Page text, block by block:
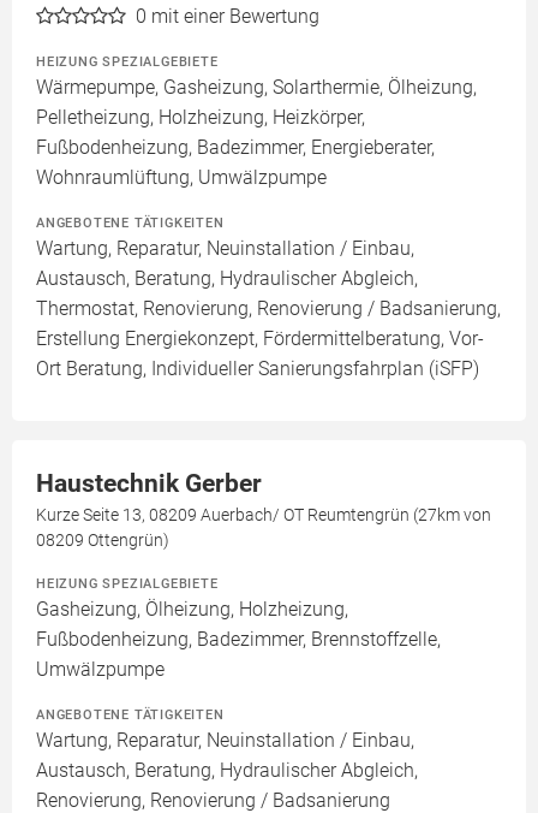
0 mit einer Bewertung
HEIZUNG SPEZIALGEBIETE
Wärmepumpe, Gasheizung, Solarthermie, Ölheizung,
Pelletheizung, Holzheizung, Heizkörper,
Fußbodenheizung, Badezimmer, Energieberater,
Wohnraumlüftung, Umwälzpumpe
ANGEBOTENE TÄTIGKEITEN
Wartung, Reparatur, Neuinstallation / Einbau,
Austausch, Beratung, Hydraulischer Abgleich,
Thermostat, Renovierung, Renovierung / Badsanierung,
Erstellung Energiekonzept, Fördermittelberatung, Vor-
Ort Beratung, Individueller Sanierungsfahrplan (iSFP)
Haustechnik Gerber
Kurze Seite 13, 08209 Auerbach/ OT Reumtengrün (27km von
08209 Ottengrün)
HEIZUNG SPEZIALGEBIETE
Gasheizung, Ölheizung, Holzheizung,
Fußbodenheizung, Badezimmer, Brennstoffzelle,
Umwälzpumpe
ANGEBOTENE TÄTIGKEITEN
Wartung, Reparatur, Neuinstallation / Einbau,
Austausch, Beratung, Hydraulischer Abgleich,
Renovierung, Renovierung / Badsanierung